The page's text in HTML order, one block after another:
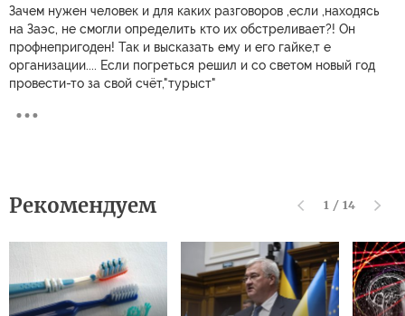
Зачем нужен человек и для каких разговоров ,если ,находясь
на Заэс, не смогли определить кто их обстреливает?! Он
профнепригоден! Так и высказать ему и его гайке,т е
организации.... Если погреться решил и со светом новый год
провести-то за свой счёт,"турыст"
Рекомендуем 1 / 14